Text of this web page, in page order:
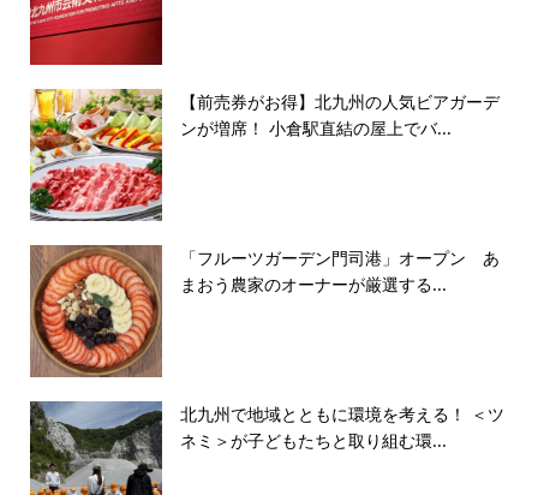
【前売券がお得】北九州の人気ビアガーデ
ンが増席！ 小倉駅直結の屋上でバ...
「フルーツガーデン門司港」オープン あ
まおう農家のオーナーが厳選する...
北九州で地域とともに環境を考える！ ＜ツ
ネミ＞が子どもたちと取り組む環...